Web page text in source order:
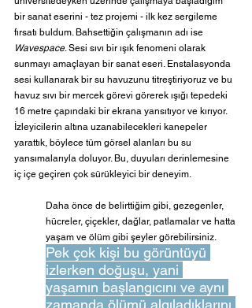
bir sanat eserini - tez projemi - ilk kez sergileme
fırsatı buldum. Bahsettiğin çalışmanın adı ise
Wavespace. Sesi sıvı bir ışık fenomeni olarak
sunmayı amaçlayan bir sanat eseri. Enstalasyonda
sesi kullanarak bir su havuzunu titreştiriyoruz ve bu
havuz sıvı bir mercek görevi görerek ışığı tepedeki
16 metre çapındaki bir ekrana yansıtıyor ve kırıyor.
İzleyicilerin altına uzanabilecekleri kanepeler
yarattık, böylece tüm görsel alanları bu su
yansımalarıyla doluyor. Bu, duyuları derinlemesine
iç içe geçiren çok sürükleyici bir deneyim.
Daha önce de belirttiğim gibi, gezegenler,
hücreler, çiçekler, dağlar, patlamalar ve hatta
yaşam ve ölüm gibi şeyler görebilirsiniz.
Pek çok kişi bu görüntüyü
izlerken doğuşu, yani
yaşamın başlangıcını ve aynı
zamanda ölümü algıladıklarını